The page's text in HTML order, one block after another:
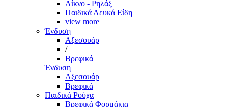
Λίκνο - Ρηλάξ
Παιδικά Λευκά Είδη
view more
Ένδυση
Αξεσουάρ
/
Βρεφικά
Ένδυση
Αξεσουάρ
Βρεφικά
Παιδικά Ρούχα
Βρεφικά Φορμάκια